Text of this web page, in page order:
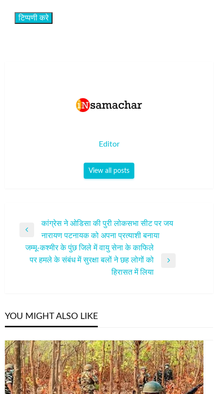
Editor
View all posts
नेविगेशन
Previous
Post
कांग्रेस ने ओडिसा की पुरी लोकसभा सीट पर जय
नारायण पटनायक को अपना प्रत्याशी बनाया
जम्‍मू-कश्‍मीर के पुंछ जिले में वायु सेना के काफिले
पर हमले के संबंध में सुरक्षा बलों ने छह लोगों को
हिरासत में लिया
YOU MIGHT ALSO LIKE